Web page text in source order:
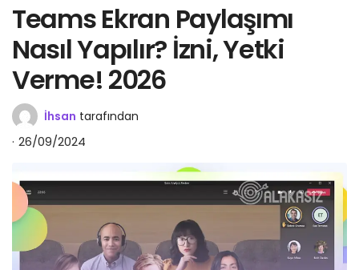
Teams Ekran Paylaşımı
Nasıl Yapılır? İzni, Yetki
Verme! 2026
İhsan tarafından
26/09/2024